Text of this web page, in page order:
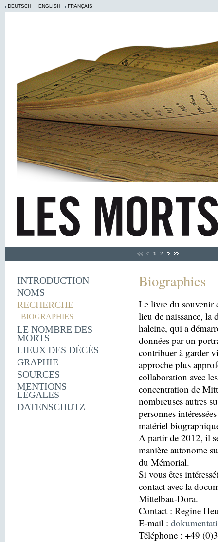
DEUTSCH ENGLISH FRANÇAIS
1 2
INTRODUCTION
NOMS
RECHERCHE
BIOGRAPHIES
LE NOMBRE DES
MORTS
LIEUX DES DÉCÈS
GRAPHIE
SOURCES
MENTIONS
LÉGALES
DATENSCHUTZ
Biographies
Le livre du souvenir
lieu de naissance, la
haleine, qui a
données par un
contribuer à garder
approche plus
collaboration avec
concentration de
nombreuses autres
personnes
matériel
À partir de 2012, il
manière autonome
du Mémorial.
Si vous êtes
contact avec la
Mittelbau-Dora.
Contact : Regine
E-mail :
Téléphone : +49